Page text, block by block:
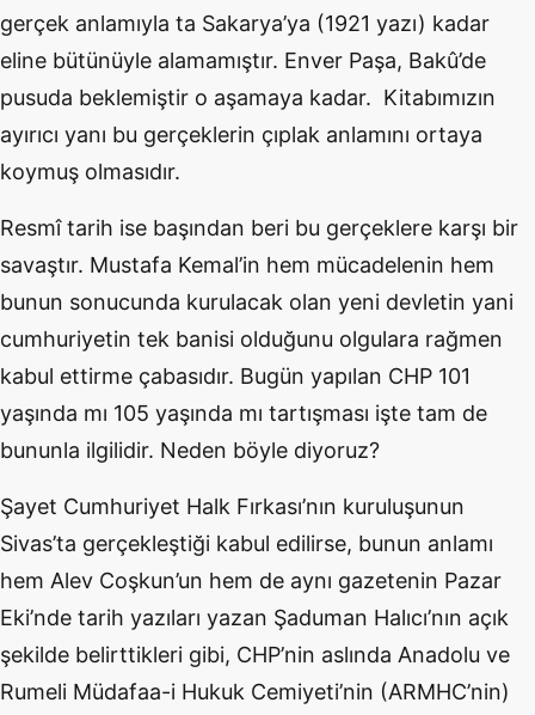
gerçek anlamıyla ta Sakarya’ya (1921 yazı) kadar
eline bütünüyle alamamıştır. Enver Paşa, Bakû’de
pusuda beklemiştir o aşamaya kadar. Kitabımızın
ayırıcı yanı bu gerçeklerin çıplak anlamını ortaya
koymuş olmasıdır.
Resmî tarih ise başından beri bu gerçeklere karşı bir
savaştır. Mustafa Kemal’in hem mücadelenin hem
bunun sonucunda kurulacak olan yeni devletin yani
cumhuriyetin tek banisi olduğunu olgulara rağmen
kabul ettirme çabasıdır. Bugün yapılan CHP 101
yaşında mı 105 yaşında mı tartışması işte tam de
bununla ilgilidir. Neden böyle diyoruz?
Şayet Cumhuriyet Halk Fırkası’nın kuruluşunun
Sivas’ta gerçekleştiği kabul edilirse, bunun anlamı
hem Alev Coşkun’un hem de aynı gazetenin Pazar
Eki’nde tarih yazıları yazan Şaduman Halıcı’nın açık
şekilde belirttikleri gibi, CHP’nin aslında Anadolu ve
Rumeli Müdafaa-i Hukuk Cemiyeti’nin (ARMHC’nin)